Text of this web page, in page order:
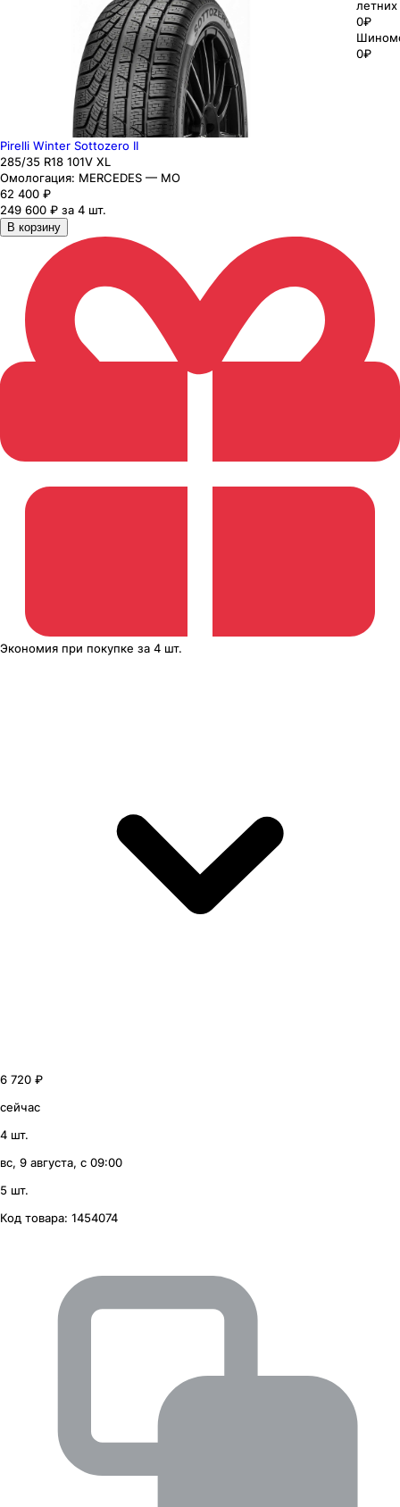
0₽
0₽
Pirelli Winter Sottozero II
285/35 R18 101V XL
Омологация: MERCEDES — MO
62 400 ₽
249 600 ₽ за 4 шт.
В корзину
Экономия при покупке за 4 шт.
6 720 ₽
сейчас
4 шт.
вс, 9 августа, с 09:00
5 шт.
Код товара: 1454074